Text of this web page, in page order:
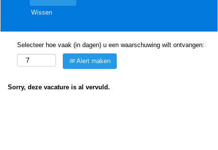
Wissen
Selecteer hoe vaak (in dagen) u een waarschuwing wilt ontvangen:
Alert maken
Sorry, deze vacature is al vervuld.